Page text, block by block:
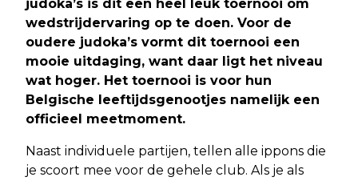
judoka’s is dit een heel leuk toernooi om
wedstrijdervaring op te doen. Voor de
oudere judoka’s vormt dit toernooi een
mooie uitdaging, want daar ligt het niveau
wat hoger. Het toernooi is voor hun
Belgische leeftijdsgenootjes namelijk een
officieel meetmoment.
Naast individuele partijen, tellen alle ippons die
je scoort mee voor de gehele club. Als je als